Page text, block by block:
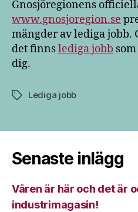
Gnosjöregionens
www.gnosjoregion.se
mängder av lediga jobb.
det finnslediga jobb
dig.
EtiketterLediga jobb
Senaste inlägg
Våren är här och det är
industrimagasin!